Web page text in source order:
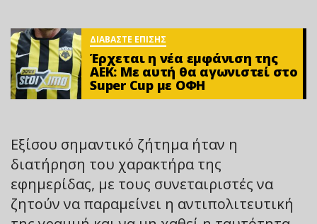
ΔΙΑΒΑΣΤΕ ΕΠΙΣΗΣ
Έρχεται η νέα εμφάνιση της
ΑΕΚ: Με αυτή θα αγωνιστεί στο
Super Cup με ΟΦΗ
Εξίσου σημαντικό ζήτημα ήταν η
διατήρηση του χαρακτήρα της
εφημερίδας, με τους συνεταιριστές να
ζητούν να παραμείνει η αντιπολιτευτική